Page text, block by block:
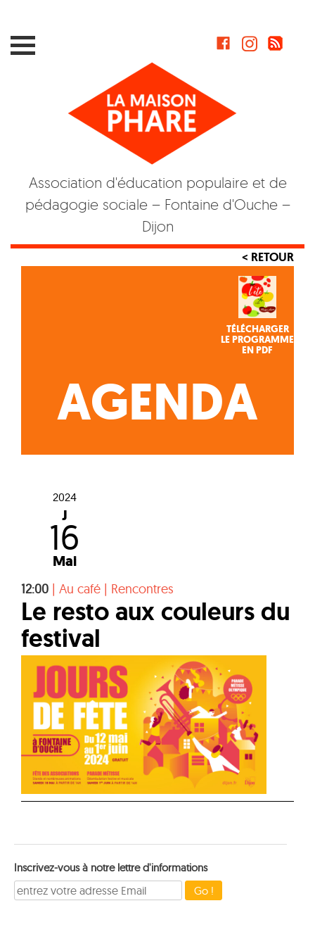
Association d'éducation populaire et de
pédagogie sociale – Fontaine d'Ouche –
Dijon
< RETOUR
TÉLÉCHARGER
LE PROGRAMME
EN PDF
AGENDA
2024
J
16
Mai
12:00 | Au café | Rencontres
Le resto aux couleurs du
festival
Inscrivez-vous à notre lettre d'informations